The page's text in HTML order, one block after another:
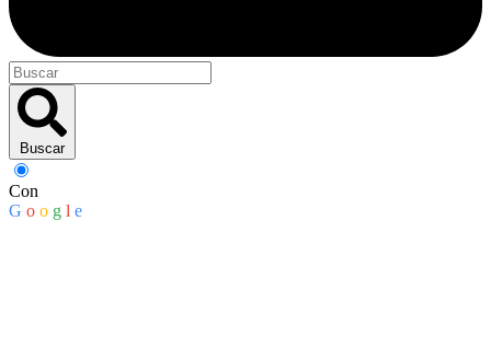
Buscar
Con
G o o g l e